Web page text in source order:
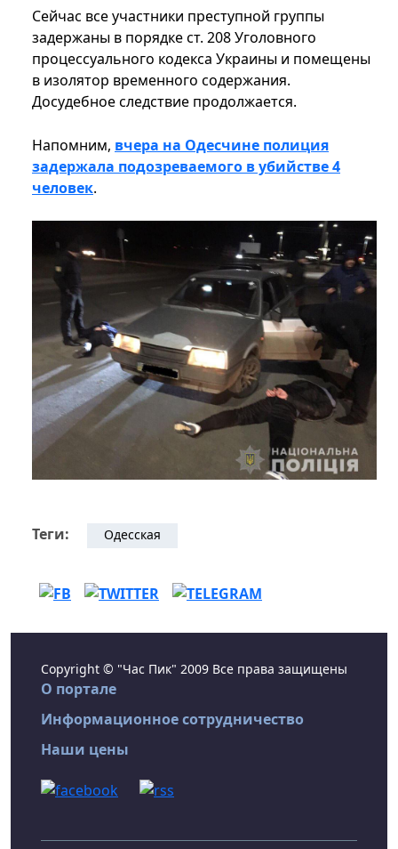
Сейчас все участники преступной группы
задержаны в порядке ст. 208 Уголовного
процессуального кодекса Украины и помещены
в изолятор временного содержания.
Досудебное следствие продолжается.
Напомним, вчера на Одесчине полиция
задержала подозреваемого в убийстве 4
человек.
Теги: Одесская
Copyright © "Час Пик" 2009 Все права защищены
О портале
Информационное сотрудничество
Наши цены